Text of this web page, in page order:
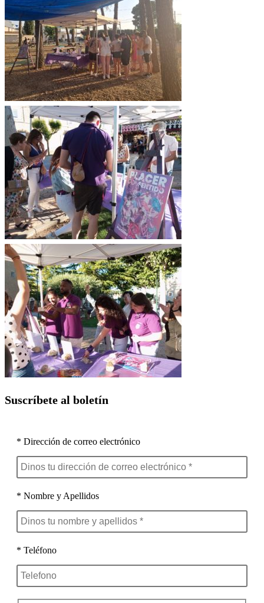
Suscríbete al boletín
* Dirección de correo electrónico
* Nombre y Apellidos
* Teléfono